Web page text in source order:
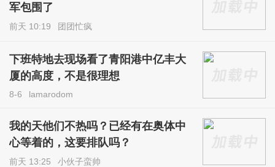
军包围了
前天 10:19 团团忙疯
下班特地去现场看了青阳港中亿丰大
厦的高度，不是很理想
8-6 lamarodom
我的天他们不热吗？已经有在奥体中
心等着的，这要排队吗？
前天 13:25 小伙子蛮帅